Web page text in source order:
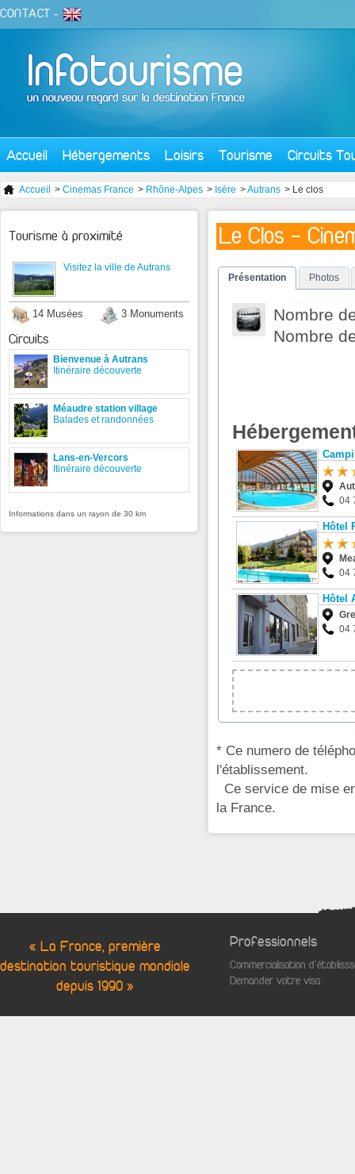
CONTACT -
Accueil Hébergements Loisirs Tourisme Circuits
Accueil > Cinemas France > Rhône-Alpes > Isère >Autrans > Le clos
Le Clos -
Présentation Photos
Nombre
Nombre
04
Hôtel
04
Hôtel
04
* Ce numero de
l'établissement.
Ce service de mise
la France.
Tourisme à proximité
Visitez la ville de Autrans
14 Musées 3 Monuments
Circuits
Bienvenue à Autrans
Itinéraire découverte
Méaudre station village
Balades et randonnées
Lans-en-Vercors
Itinéraire découverte
Informations dans un rayon de 30 km
« La France, première
destination touristique mondiale
depuis 1990 »
Professionnels
Commercialisation
Demander votre visa